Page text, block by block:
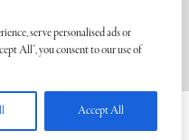
serve personalised ads or
All", you consent to our use of
Accept All
Tous droits réservés.